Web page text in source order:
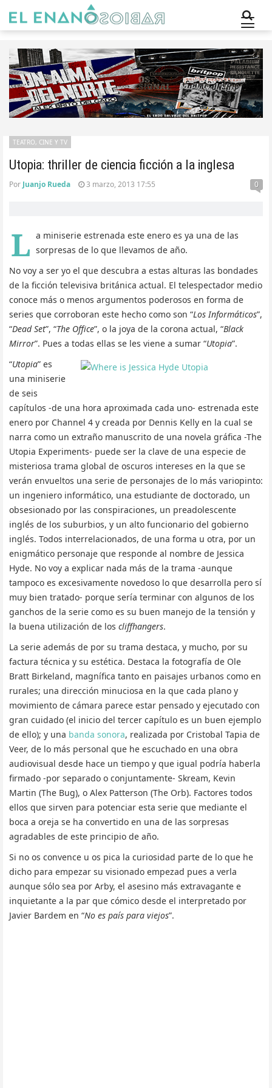
Utopia: thriller de ciencia ficción a la inglesa
TEATRO, CINE Y TV
Por Juanjo Rueda 3 marzo, 2013 17:55 0
L a miniserie estrenada este enero es ya una de las
sorpresas de lo que llevamos de año.
No voy a ser yo el que descubra a estas alturas las bondades
de la ficción televisiva británica actual. El telespectador medio
conoce más o menos argumentos poderosos en forma de
series que corroboran este hecho como son “Los Informáticos”,
“Dead Set”, “The Office”, o la joya de la corona actual, “Black
Mirror”. Pues a todas ellas se les viene a sumar “Utopia”.
“Utopia” es
una miniserie
de seis
capítulos -de una hora aproximada cada uno- estrenada este
enero por Channel 4 y creada por Dennis Kelly en la cual se
narra como un extraño manuscrito de una novela gráfica -The
Utopia Experiments- puede ser la clave de una especie de
misteriosa trama global de oscuros intereses en la que se
verán envueltos una serie de personajes de lo más variopinto:
un ingeniero informático, una estudiante de doctorado, un
obsesionado por las conspiraciones, un preadolescente
inglés de los suburbios, y un alto funcionario del gobierno
inglés. Todos interrelacionados, de una forma u otra, por un
enigmático personaje que responde al nombre de Jessica
Hyde. No voy a explicar nada más de la trama -aunque
tampoco es excesivamente novedoso lo que desarrolla pero sí
muy bien tratado- porque sería terminar con algunos de los
ganchos de la serie como es su buen manejo de la tensión y
la buena utilización de los cliffhangers.
La serie además de por su trama destaca, y mucho, por su
factura técnica y su estética. Destaca la fotografía de Ole
Bratt Birkeland, magnífica tanto en paisajes urbanos como en
rurales; una dirección minuciosa en la que cada plano y
movimiento de cámara parece estar pensado y ejecutado con
gran cuidado (el inicio del tercer capítulo es un buen ejemplo
de ello); y una banda sonora, realizada por Cristobal Tapia de
Veer, de lo más personal que he escuchado en una obra
audiovisual desde hace un tiempo y que igual podría haberla
firmado -por separado o conjuntamente- Skream, Kevin
Martin (The Bug), o Alex Patterson (The Orb). Factores todos
ellos que sirven para potenciar esta serie que mediante el
boca a oreja se ha convertido en una de las sorpresas
agradables de este principio de año.
Si no os convence u os pica la curiosidad parte de lo que he
dicho para empezar su visionado empezad pues a verla
aunque sólo sea por Arby, el asesino más extravagante e
inquietante a la par que cómico desde el interpretado por
Javier Bardem en “No es país para viejos”.